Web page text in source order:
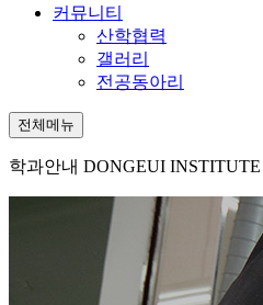
커뮤니티
산학협력
갤러리
전공동아리
전체메뉴
학과안내 DONGEUI